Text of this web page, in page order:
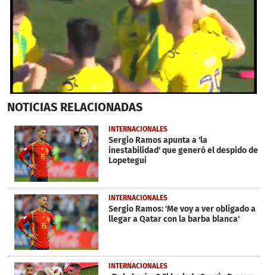
seconds
44
seconds
NOTICIAS RELACIONADAS
INTERNACIONALES
Sergio Ramos apunta a 'la
inestabilidad' que generó el despido de
Lopetegui
INTERNACIONALES
Sergio Ramos: 'Me voy a ver obligado a
llegar a Qatar con la barba blanca'
INTERNACIONALES